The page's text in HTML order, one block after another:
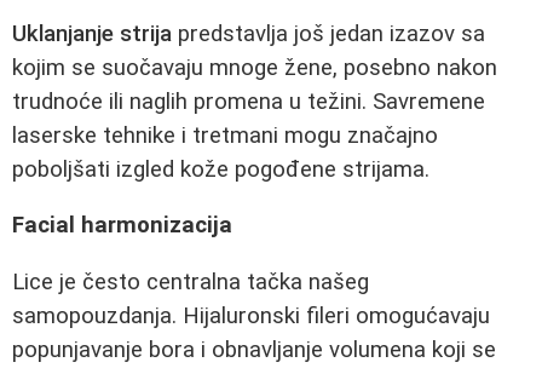
Uklanjanje strija predstavlja još jedan izazov sa
kojim se suočavaju mnoge žene, posebno nakon
trudnoće ili naglih promena u težini. Savremene
laserske tehnike i tretmani mogu značajno
poboljšati izgled kože pogođene strijama.
Facial harmonizacija
Lice je često centralna tačka našeg
samopouzdanja. Hijaluronski fileri omogućavaju
popunjavanje bora i obnavljanje volumena koji se